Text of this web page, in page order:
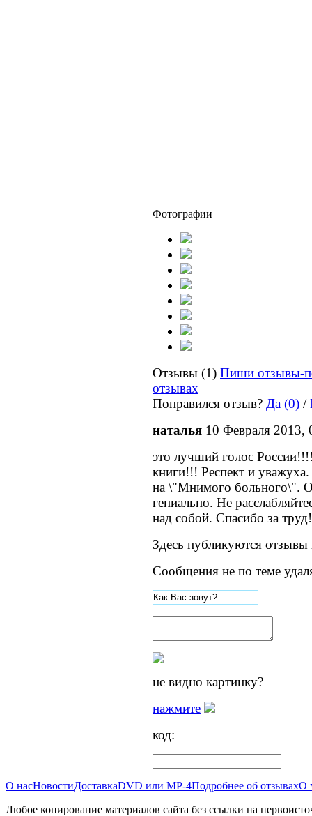
Фотографии
Отзывы (1) Пиши отзывы-
отзывах
Понравился отзыв? Да (0) /
наталья 10 Февраля 2013,
это лучший голос
книги!!! Респект и
на \"Мнимого больного\".
гениально. Не
над собой. Спасибо за труд!
Здесь публикуются отзывы
Сообщения не по теме
не видно картинку?
нажмите
код:
О насНовостиДоставкаDVD или MP-4Подробнее об отзывахО
Любое копирование материалов сайта без ссылки на